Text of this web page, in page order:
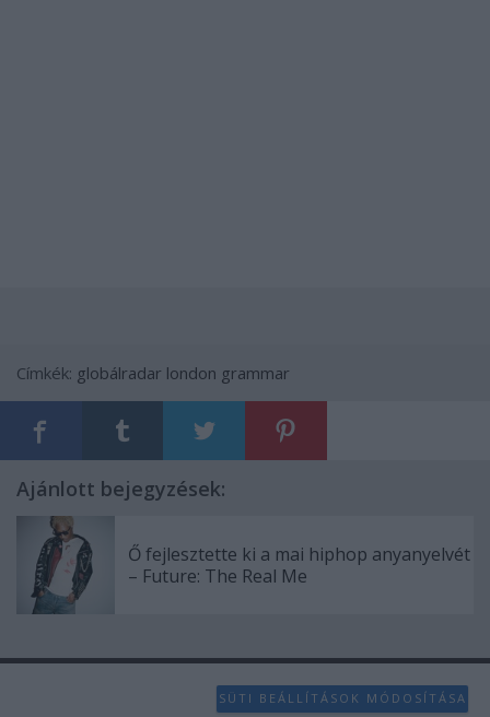
Címkék: globálradar london grammar
Ajánlott bejegyzések:
Ő fejlesztette ki a mai hiphop anyanyelvét
– Future: The Real Me
SÜTI BEÁLLÍTÁSOK MÓDOSÍTÁSA